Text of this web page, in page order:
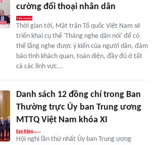
cường đối thoại nhân dân
Thời gian tới, Mặt trận Tổ quốc Việt Nam sẽ
triển khai cụ thể 'Tháng nghe dân nói' để có
thể lắng nghe được ý kiến của người dân, đảm
bảo tính khách quan, toàn diện, đầy đủ ở tất
cả các lĩnh vực...
Danh sách 12 đồng chí trong Ban
Thường trực Ủy ban Trung ương
MTTQ Việt Nam khóa XI
Hội nghị lần thứ nhất Ủy ban Trung ương